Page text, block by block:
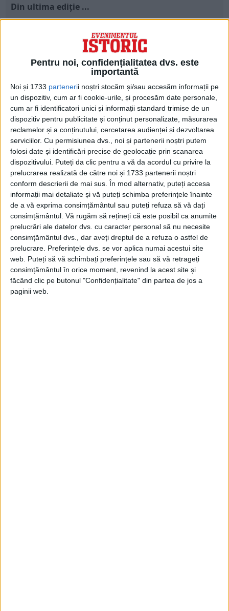
Pentru noi, confidențialitatea dvs. este
importantă
Noi și 1733 partenerii noștri stocăm și/sau accesăm informații pe
un dispozitiv, cum ar fi cookie-urile, și procesăm date personale,
cum ar fi identificatori unici și informații standard trimise de un
dispozitiv pentru publicitate și conținut personalizate, măsurarea
reclamelor și a conținutului, cercetarea audienței și dezvoltarea
serviciilor. Cu permisiunea dvs., noi și partenerii noștri putem
folosi date și identificări precise de geolocație prin scanarea
dispozitivului. Puteți da clic pentru a vă da acordul cu privire la
prelucrarea realizată de către noi și 1733 partenerii noștri
conform descrierii de mai sus. În mod alternativ, puteți accesa
informații mai detaliate și vă puteți schimba preferințele înainte
de a vă exprima consimțământul sau puteți refuza să vă dați
consimțământul. Vă rugăm să rețineți că este posibil ca anumite
prelucrări ale datelor dvs. cu caracter personal să nu necesite
consimțământul dvs., dar aveți dreptul de a refuza o astfel de
prelucrare. Preferințele dvs. se vor aplica numai acestui site
web. Puteți să vă schimbați preferințele sau să vă retrageți
consimțământul în orice moment, revenind la acest site și
făcând clic pe butonul "Confidențialitate" din partea de jos a
paginii web.
Din ultima ediție ...
Regina României
Carol al II-lea și acțiunile sale care au ruinat
România Mare
Afaceri oneroase care au marcat România
modernă: Strousberg și Hallier
ETICHETE: BONAPARTE ,FBI
PUBLICAT IN CATEGORIILE:
SEPTEMBRIE 2018
DISTRIBUIE ȘTIREA: FACEBOOK|TWITTER
DACĂ VA PLAC MATERIALELE PUBLICATE, VA INVITĂM SĂ NE URMĂRIȚI
ȘI PE PAGINA NOASTRĂ DE FACEBOOK
RECOMANDARI PENTRU TINE
Istoria sloturilor: de la primele aparate
la sloturile online
Istoria dezvoltării cazinourilor în
România: de la saloane sociale, la era
digitală